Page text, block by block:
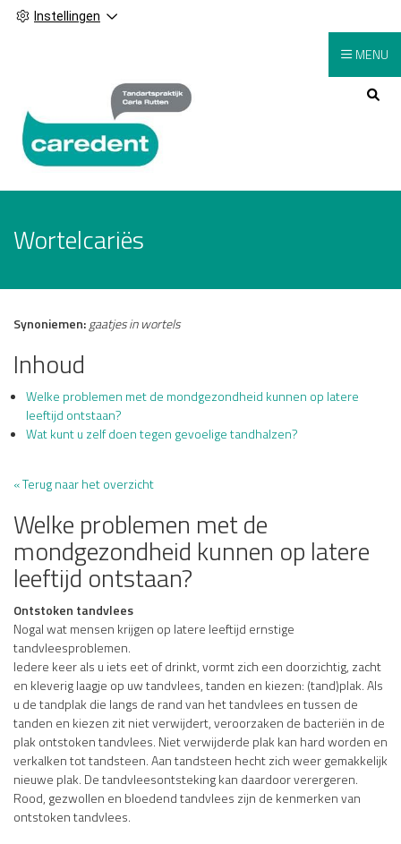
Instellingen
Hoofdmenu
MENU
Wortelcariës
Synoniemen:gaatjes in wortels
Inhoud
Welke problemen met de mondgezondheid kunnen op latere
leeftijd ontstaan?
Wat kunt u zelf doen tegen gevoelige tandhalzen?
« Terug naar het overzicht
Welke problemen met de
mondgezondheid kunnen op latere
leeftijd ontstaan?
Ontstoken tandvlees
Nogal wat mensen krijgen op latere leeftijd ernstige
tandvleesproblemen.
Iedere keer als u iets eet of drinkt, vormt zich een doorzichtig, zacht
en kleverig laagje op uw tandvlees, tanden en kiezen: (tand)plak. Als
u de tandplak die langs de rand van het tandvlees en tussen de
tanden en kiezen zit niet verwijdert, veroorzaken de bacteriën in de
plak ontstoken tandvlees. Niet verwijderde plak kan hard worden en
verkalken tot tandsteen. Aan tandsteen hecht zich weer gemakkelijk
nieuwe plak. De tandvleesontsteking kan daardoor verergeren.
Rood, gezwollen en bloedend tandvlees zijn de kenmerken van
ontstoken tandvlees.